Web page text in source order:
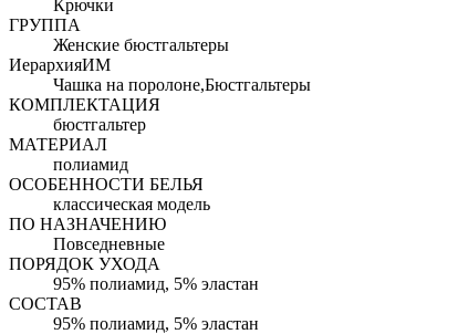
Крючки
ГРУППА
Женские бюстгальтеры
ИерархияИМ
Чашка на поролоне,Бюстгальтеры
КОМПЛЕКТАЦИЯ
бюстгальтер
МАТЕРИАЛ
полиамид
ОСОБЕННОСТИ БЕЛЬЯ
классическая модель
ПО НАЗНАЧЕНИЮ
Повседневные
ПОРЯДОК УХОДА
95% полиамид, 5% эластан
СОСТАВ
95% полиамид, 5% эластан